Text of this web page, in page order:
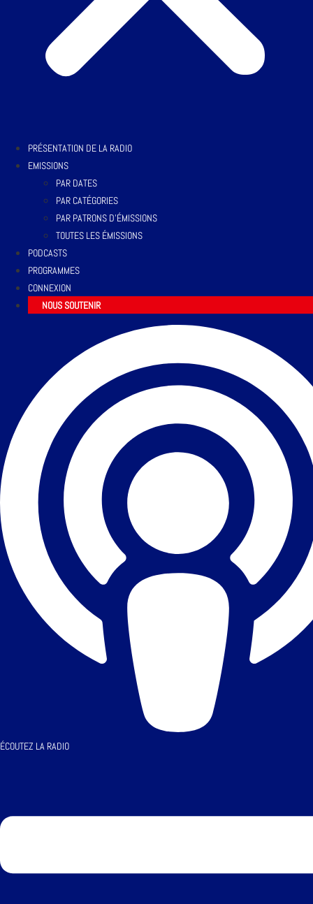
PRÉSENTATION DE LA RADIO
EMISSIONS
PAR DATES
PAR CATÉGORIES
PAR PATRONS D’ÉMISSIONS
TOUTES LES ÉMISSIONS
PODCASTS
PROGRAMMES
CONNEXION
NOUS SOUTENIR
ÉCOUTEZ LA RADIO